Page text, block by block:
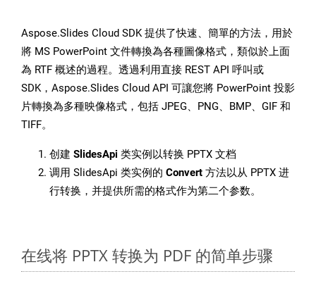
Aspose.Slides Cloud SDK 提供了快速、簡單的方法，用於
將 MS PowerPoint 文件轉換為各種圖像格式，類似於上面
為 RTF 概述的過程。透過利用直接 REST API 呼叫或
SDK，Aspose.Slides Cloud API 可讓您將 PowerPoint 投影
片轉換為多種映像格式，包括 JPEG、PNG、BMP、GIF 和
TIFF。
创建 SlidesApi 类实例以转换 PPTX 文档
调用 SlidesApi 类实例的 Convert 方法以从 PPTX 进
行转换，并提供所需的格式作为第二个参数。
在线将 PPTX 转换为 PDF 的简单步骤